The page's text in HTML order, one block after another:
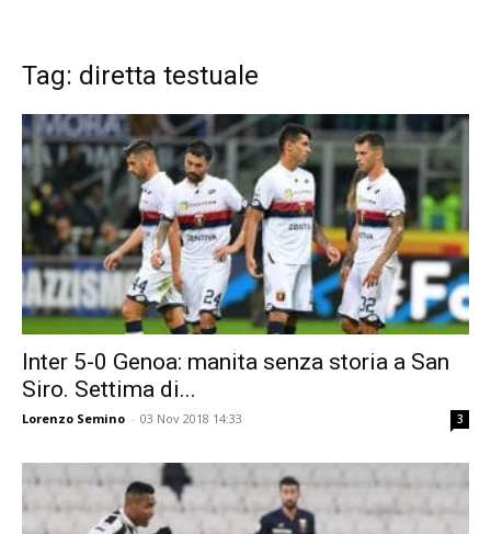
Tag: diretta testuale
Inter 5-0 Genoa: manita senza storia a San
Siro. Settima di...
Lorenzo Semino - 03 Nov 2018 14:33 3